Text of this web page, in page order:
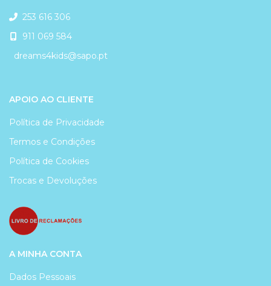
253 616 306
911 069 584
dreams4kids@sapo.pt
APOIO AO CLIENTE
Política de Privacidade
Termos e Condições
Política de Cookies
Trocas e Devoluções
A MINHA CONTA
Dados Pessoais